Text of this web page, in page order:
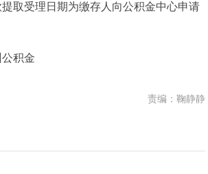
提取受理日期为缴存人向公积金中心申请
积金
责编：鞠静静